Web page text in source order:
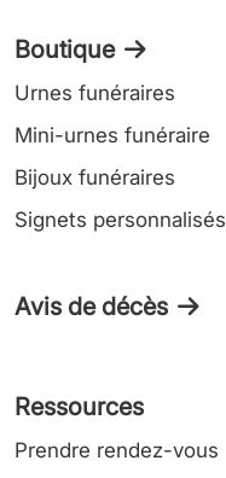
Boutique
Urnes funéraires
Mini-urnes funéraire
Bijoux funéraires
Signets personnalisés
Avis de décès
Ressources
Prendre rendez-vous